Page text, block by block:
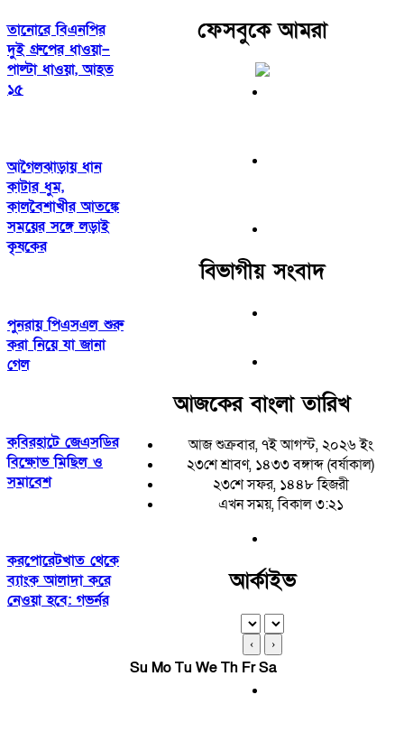
তানোরে বিএনপির
দুই গ্রুপের ধাওয়া–
পাল্টা ধাওয়া, আহত
১৫
আগৈলঝাড়ায় ধান
কাটার ধুম,
কালবৈশাখীর আতঙ্কে
সময়ের সঙ্গে লড়াই
কৃষকের
পুনরায় পিএসএল শুরু
করা নিয়ে যা জানা
গেল
কবিরহাটে জেএসডির
বিক্ষোভ মিছিল ও
সমাবেশ
করপোরেটখাত থেকে
ব্যাংক আলাদা করে
নেওয়া হবে: গভর্নর
ফেসবুকে আমরা
বিভাগীয় সংবাদ
আজকের বাংলা তারিখ
আজ শুক্রবার, ৭ই আগস্ট, ২০২৬ ইং
২৩শে শ্রাবণ, ১৪৩৩ বঙ্গাব্দ (বর্ষাকাল)
২৩শে সফর, ১৪৪৮ হিজরী
এখন সময়, বিকাল ৩:২১
আর্কাইভ
‹ ›
Su MoTu WeTh FrSa